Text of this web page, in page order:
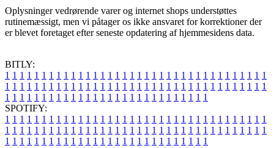
Oplysninger vedrørende varer og internet shops understøttes
rutinemæssigt, men vi påtager os ikke ansvaret for korrektioner der
er blevet foretaget efter seneste opdatering af hjemmesidens data.
BITLY:
1 1 1 1 1 1 1 1 1 1 1 1 1 1 1 1 1 1 1 1 1 1 1 1 1 1 1 1 1 1 1 1 1 1 1 1
1 1 1 1 1 1 1 1 1 1 1 1 1 1 1 1 1 1 1 1 1 1 1 1 1 1 1 1 1 1 1 1 1 1 1 1
1 1 1 1 1 1 1 1 1 1 1 1 1 1 1 1 1 1 1 1 1 1 1 1 1 1 1 1
SPOTIFY:
1 1 1 1 1 1 1 1 1 1 1 1 1 1 1 1 1 1 1 1 1 1 1 1 1 1 1 1 1 1 1 1 1 1 1 1
1 1 1 1 1 1 1 1 1 1 1 1 1 1 1 1 1 1 1 1 1 1 1 1 1 1 1 1 1 1 1 1 1 1 1 1
1 1 1 1 1 1 1 1 1 1 1 1 1 1 1 1 1 1 1 1 1 1 1 1 1 1 1 1